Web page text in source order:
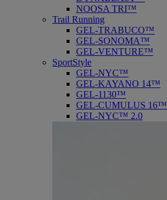
NOOSA TRI™
Trail Running
GEL-TRABUCO™
GEL-SONOMA™
GEL-VENTURE™
SportStyle
GEL-NYC™
GEL-KAYANO 14™
GEL-1130™
GEL-CUMULUS 16™
GEL-NYC™ 2.0